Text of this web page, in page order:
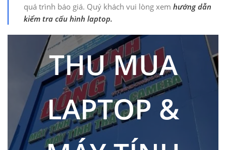
quá trình báo giá. Quý khách vui lòng xem hướng dẫn
kiểm tra cấu hình laptop.
THU MUA
LAPTOP &